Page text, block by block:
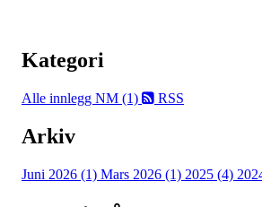
Kategori
Alle innlegg NM (1) RSS
Arkiv
Juni 2026 (1) Mars 2026 (1) 2025 (4)